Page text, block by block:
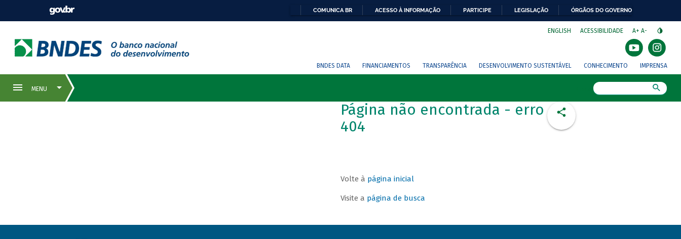
COMUNICA BR ACESSO À INFORMAÇÃO PARTICIPE LEGISLAÇÃO ÓRGÃOS DO GOVERNO
ENGLISH ACESSIBILIDADE A+ A-
BNDES DATA FINANCIAMENTOS TRANSPARÊNCIA DESENVOLVIMENTO SUSTENTÁVEL CONHECIMENTO IMPRENSA
Página não encontrada - erro
404
Volte à página inicial
Visite a página de busca